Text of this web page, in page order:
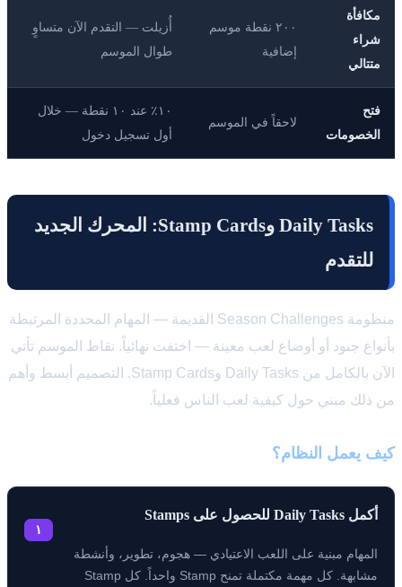
مكافأة
شراء
متتالي
٢٠٠ نقطة موسم
إضافية
أُزيلت — التقدم الآن متساوٍ
طوال الموسم
فتح
الخصومات
لاحقاً في الموسم
١٠٪ عند ١٠ نقطة — خلال
أول تسجيل دخول
Daily Tasks وStamp Cards: المحرك الجديد
للتقدم
منظومة Season Challenges القديمة — المهام المحددة المرتبطة
بأنواع جنود أو أوضاع لعب معينة — اختفت نهائياً. نقاط الموسم تأتي
الآن بالكامل من Daily Tasks وStamp Cards. التصميم أبسط وأهم
من ذلك مبني حول كيفية لعب الناس فعلياً.
كيف يعمل النظام؟
أكمل Daily Tasks للحصول على Stamps
المهام مبنية على اللعب الاعتيادي — هجوم، تطوير، وأنشطة
مشابهة. كل مهمة مكتملة تمنح Stamp واحداً. كل Stamp
١